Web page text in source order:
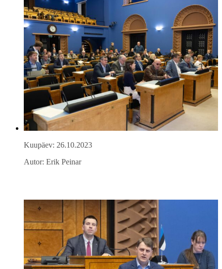
Kuupäev: 26.10.2023
Autor: Erik Peinar